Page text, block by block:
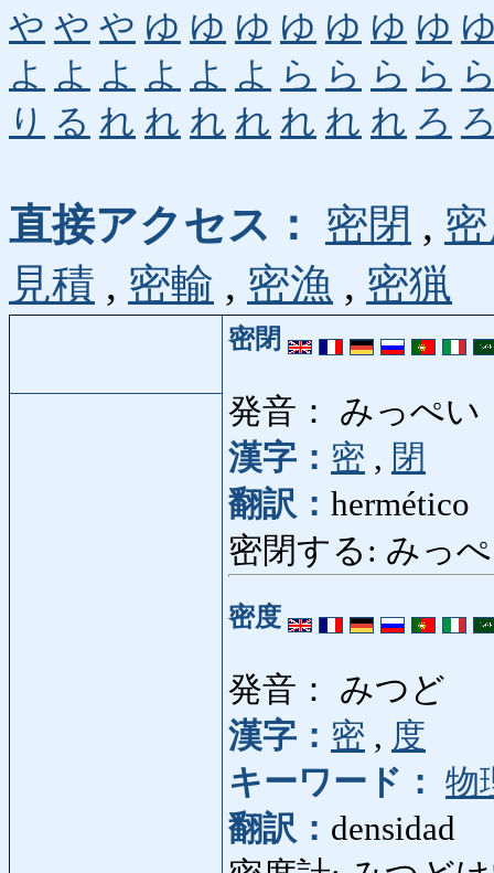
や や や ゆ ゆ ゆ ゆ ゆ ゆ ゆ
よ よ よ よ よ よ ら ら ら ら
り る れ れ れ れ れ れ れ ろ
直接アクセス： 密閉 ,
見積 , 密輸 , 密漁 , 密猟
密閉
発音： みっぺい
漢字： 密 , 閉
翻訳： hermético
密閉する: みっぺ
密度
発音： みつど
漢字： 密 , 度
キーワード： 物
翻訳： densidad